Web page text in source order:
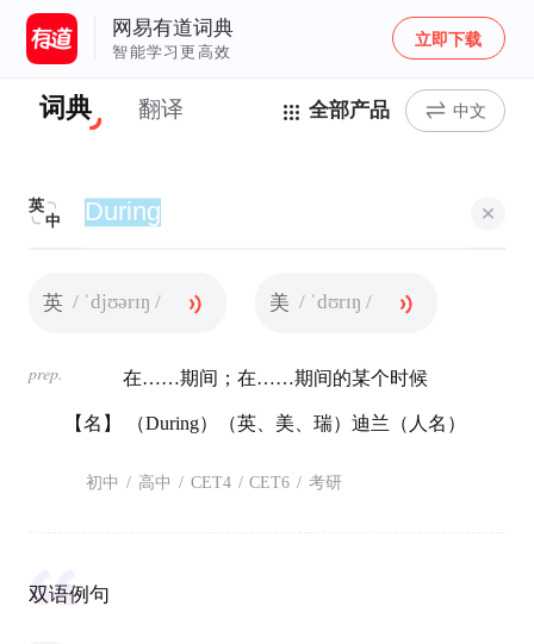
网易有道词典
智能学习更高效
立即下载
词典 翻译 全部产品 中文
英
中
英 / ˈdjʊərɪŋ / 美 / ˈdʊrɪŋ /
prep. 在……期间；在……期间的某个时候
【名】 （During）（英、美、瑞）迪兰（人名）
初中 / 高中 / CET4 / CET6 / 考研
双语例句